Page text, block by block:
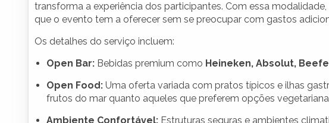
transforma a experiência dos participantes. Com essa
que o evento tem a oferecer sem se preocupar com gastos
Os detalhes do serviço incluem:
Open Bar: Bebidas premium como Heineken, Absolut,
Open Food: Uma oferta variada com pratos típicos e ilhas
frutos do mar quanto aqueles que preferem opções
Ambiente Confortável: Estruturas seguras e ambientes